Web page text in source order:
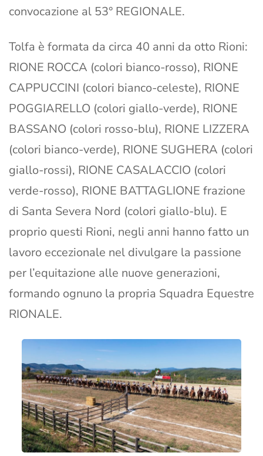
convocazione al 53° REGIONALE.
Tolfa è formata da circa 40 anni da otto Rioni:
RIONE ROCCA (colori bianco-rosso), RIONE
CAPPUCCINI (colori bianco-celeste), RIONE
POGGIARELLO (colori giallo-verde), RIONE
BASSANO (colori rosso-blu), RIONE LIZZERA
(colori bianco-verde), RIONE SUGHERA (colori
giallo-rossi), RIONE CASALACCIO (colori
verde-rosso), RIONE BATTAGLIONE frazione
di Santa Severa Nord (colori giallo-blu). E
proprio questi Rioni, negli anni hanno fatto un
lavoro eccezionale nel divulgare la passione
per l’equitazione alle nuove generazioni,
formando ognuno la propria Squadra Equestre
RIONALE.